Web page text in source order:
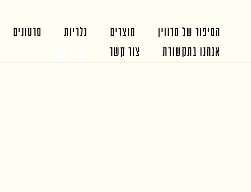
הסיפור של מרווין מוצרים גלריות סרטונים
אנחנו בתקשורת
צור קשר